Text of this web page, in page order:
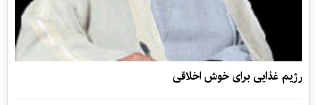
رژیم غذایی برای خوش ‌اخلاقی